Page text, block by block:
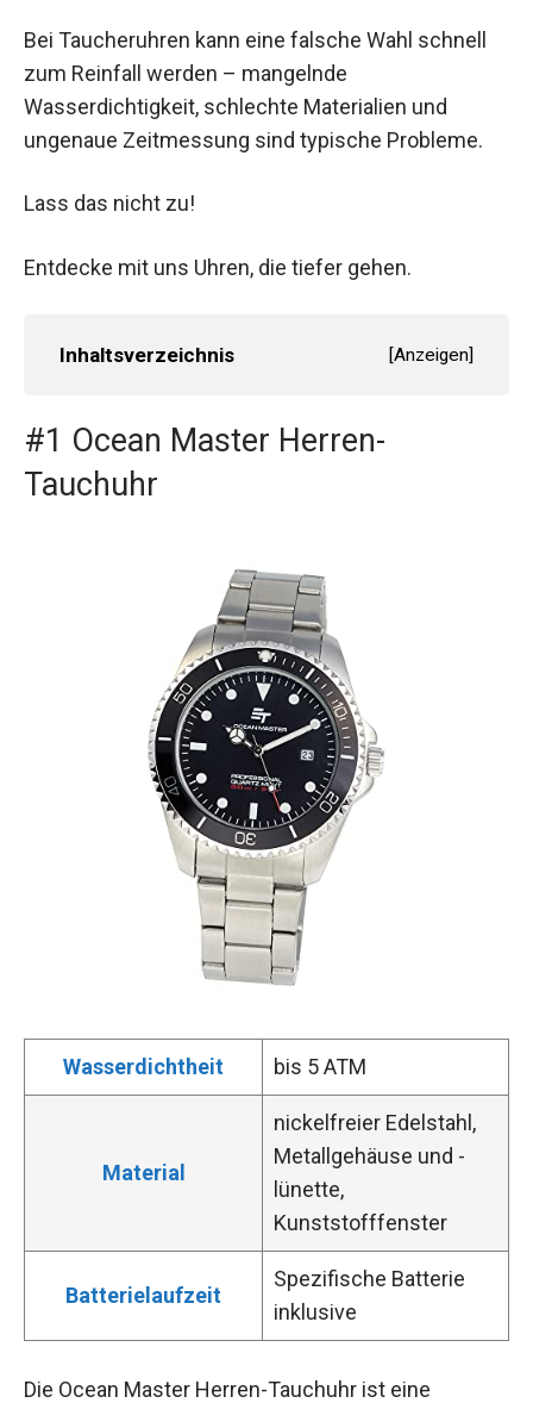
Bei Taucheruhren kann eine falsche Wahl schnell
zum Reinfall werden – mangelnde
Wasserdichtigkeit, schlechte Materialien und
ungenaue Zeitmessung sind typische Probleme.
Lass das nicht zu!
Entdecke mit uns Uhren, die tiefer gehen.
Inhaltsverzeichnis [Anzeigen]
#1 Ocean Master Herren-
Tauchuhr
Wasserdichtheit bis 5 ATM
Material
nickelfreier Edelstahl,
Metallgehäuse und -
lünette,
Kunststofffenster
Batterielaufzeit
Spezifische Batterie
inklusive
Die Ocean Master Herren-Tauchuhr ist eine